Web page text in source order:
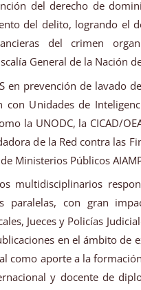
del derecho de
del delito, logrando el
del crimen
General de la Nación
en prevención de lavado
Unidades de
la UNODC, la CICAD/
de la Red contra las
Ministerios Públicos
multidisciplinarios
paralelas, con gran
Jueces y Policías
en el ámbito de
como aporte a la
y docente de